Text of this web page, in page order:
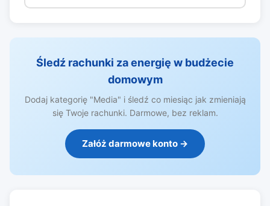
Śledź rachunki za energię w budżecie
domowym
Dodaj kategorię "Media" i śledź co miesiąc jak zmieniają
się Twoje rachunki. Darmowe, bez reklam.
Załóż darmowe konto →